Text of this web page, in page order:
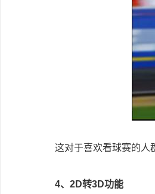
这对于喜欢看球赛的人
4、2D转3D功能